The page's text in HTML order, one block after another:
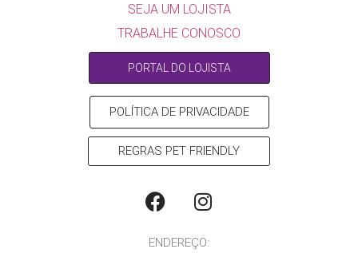
SEJA UM LOJISTA
TRABALHE CONOSCO
PORTAL DO LOJISTA
POLÍTICA DE PRIVACIDADE
REGRAS PET FRIENDLY
ENDEREÇO: